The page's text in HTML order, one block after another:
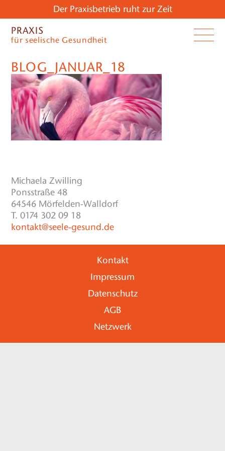
Der Praxisbetrieb ruht zur Zeit
PRAXIS
für seelische Gesundheit
BLOG_JANUAR_18
Michaela Zwilling
Ponsstraße 48
64546 Mörfelden-Walldorf
T. 0174 302 09 18
kontakt@seele-gesund.de
Kontakt
Impressum
Datenschutz
AGB
Netzwerk